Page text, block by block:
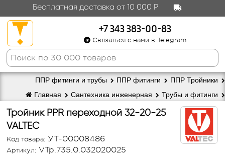
Бесплатная доставка от 10 000 Р
+7 343 383-00-83
Связаться с нами в Telegram
ППР Тройники
ППР фитинги
ППР фитинги и трубы
Трубы и фитинги
Сантехника инженерная
Главная
Тройник PPR переходной 32-20-25
VALTEC
Код товара: УТ-00008486
Артикул: VTp.735.0.032020025